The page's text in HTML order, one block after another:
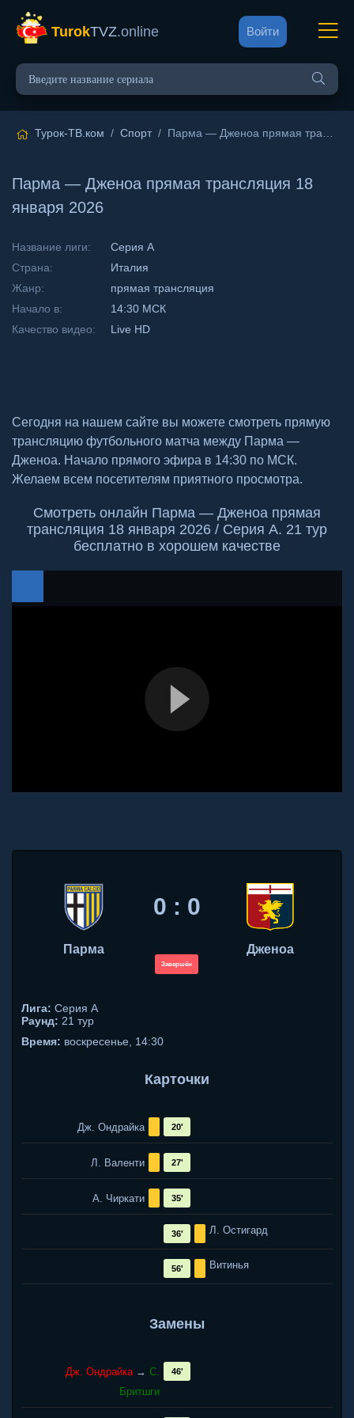
TurokTVZ.online Войти
Турок-ТВ.ком / Спорт/ Парма — Дженоа прямая трансляция 18 января 2026
Парма — Дженоа прямая трансляция 18
января 2026
Название лиги:
Серия А
Страна:
Италия
Жанр:
прямая трансляция
Начало в:
14:30 МСК
Качество видео:
Live HD
Сегодня на нашем сайте вы можете смотреть прямую
трансляцию футбольного матча между Парма —
Дженоа. Начало прямого эфира в 14:30 по МСК.
Желаем всем посетителям приятного просмотра.
Смотреть онлайн Парма — Дженоа прямая
трансляция 18 января 2026 / Серия А. 21 тур
бесплатно в хорошем качестве
Парма
0 : 0
Завершён
Дженоа
Лига: Серия А
Раунд: 21 тур
Время: воскресенье, 14:30
Карточки
Дж. Ондрайка 20'
Л. Валенти 27'
А. Чиркати 35'
Л. Остигард
36'
Витинья
56'
Замены
Дж. Ондрайка→ С.
Бритшги
46'